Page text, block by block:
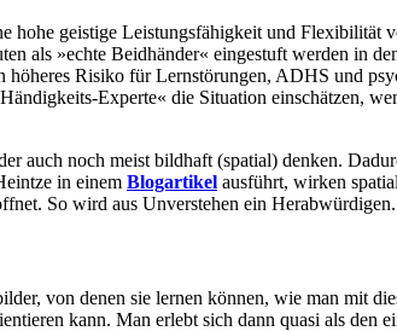
hohe geistige Leistungsfähigkeit und Flexibilität
als »echte Beidhänder« eingestuft werden in
höheres Risiko für Lernstörungen, ADHS und
Experte« die Situation einschätzen,
auch noch meist bildhaft (spatial) denken.
in einem Blogartikel ausführt, wirken
So wird aus Unverstehen ein Herabwürdigen.
von denen sie lernen können, wie man mit
kann. Man erlebt sich dann quasi als den